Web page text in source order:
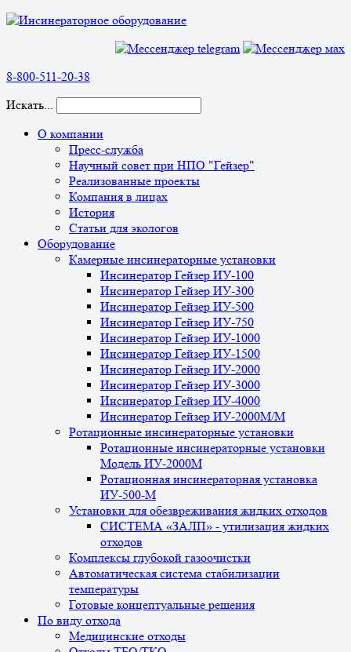
8-800-511-20-38
Искать...
О компании
Пресс-служба
Научный совет при НПО "Гейзер"
Реализованные проекты
Компания в лицах
История
Статьи для экологов
Оборудование
Камерные инсинераторные установки
Инсинератор Гейзер ИУ-100
Инсинератор Гейзер ИУ-300
Инсинератор Гейзер ИУ-500
Инсинератор Гейзер ИУ-750
Инсинератор Гейзер ИУ-1000
Инсинератор Гейзер ИУ-1500
Инсинератор Гейзер ИУ-2000
Инсинератор Гейзер ИУ-3000
Инсинератор Гейзер ИУ-4000
Инсинератор Гейзер ИУ-2000М/М
Ротационные инсинераторные установки
Ротационные инсинераторные установки
Модель ИУ-2000М
Ротационная инсинераторная установка
ИУ-500-М
Установки для обезвреживания жидких отходов
СИСТЕМА «ЗАЛП» - утилизация жидких
отходов
Комплексы глубокой газоочистки
Автоматическая система стабилизации
температуры
Готовые концептуальные решения
По виду отхода
Медицинские отходы